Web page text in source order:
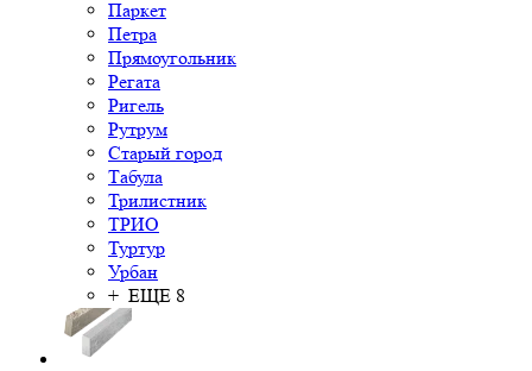
Паркет
Петра
Прямоугольник
Регата
Ригель
Рутрум
Старый город
Табула
Трилистник
ТРИО
Туртур
Урбан
+ ЕЩЕ 8